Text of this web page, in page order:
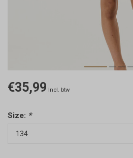
€35,99 Incl. btw
Size: *